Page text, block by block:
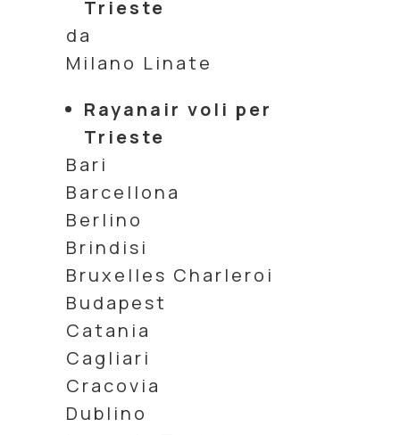
Trieste
da
Milano Linate
Rayanair voli per
Trieste
Bari
Barcellona
Berlino
Brindisi
Bruxelles Charleroi
Budapest
Catania
Cagliari
Cracovia
Dublino